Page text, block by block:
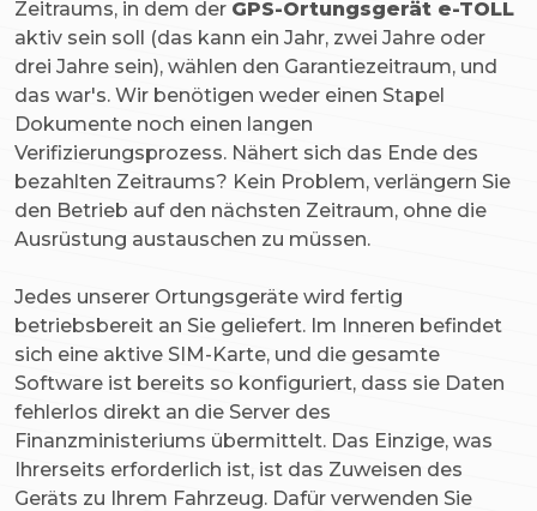
Zeitraums, in dem der GPS-Ortungsgerät e-TOLL
aktiv sein soll (das kann ein Jahr, zwei Jahre oder
drei Jahre sein), wählen den Garantiezeitraum, und
das war's. Wir benötigen weder einen Stapel
Dokumente noch einen langen
Verifizierungsprozess. Nähert sich das Ende des
bezahlten Zeitraums? Kein Problem, verlängern Sie
den Betrieb auf den nächsten Zeitraum, ohne die
Ausrüstung austauschen zu müssen.
Jedes unserer Ortungsgeräte wird fertig
betriebsbereit an Sie geliefert. Im Inneren befindet
sich eine aktive SIM-Karte, und die gesamte
Software ist bereits so konfiguriert, dass sie Daten
fehlerlos direkt an die Server des
Finanzministeriums übermittelt. Das Einzige, was
Ihrerseits erforderlich ist, ist das Zuweisen des
Geräts zu Ihrem Fahrzeug. Dafür verwenden Sie